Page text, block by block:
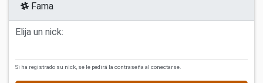
Fama
Elija un nick:
Si ha registrado su nick, se le pedirá la contraseña al conectarse.